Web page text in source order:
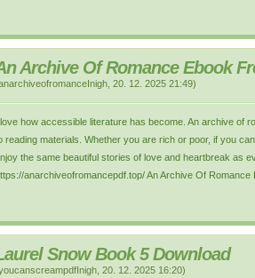
Archive Of Romance Ebook
20. 12. 2025 21:49)
how accessible literature has become. An archive of
reading materials. Whether you are rich or poor, if you
the same beautiful stories of love and heartbreak as
anarchiveofromancepdf.top/ An Archive Of Romance
Snow Book 5 Download
20. 12. 2025 16:20)